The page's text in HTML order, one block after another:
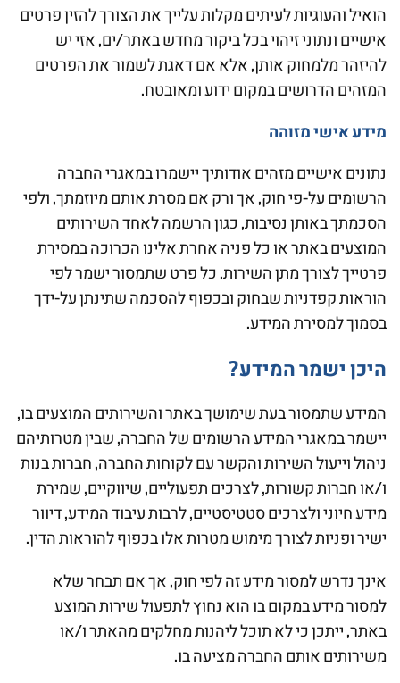
הואיל והעוגיות לעיתים מקלות עלייך את הצורך להזין פרטים
אישיים ונתוני זיהוי בכל ביקור מחדש באתר/ים, אזי יש
להיזהר מלמחוק אותן, אלא אם דאגת לשמור את הפרטים
המזהים הדרושים במקום ידוע ומאובטח.
מידע אישי מזוהה
נתונים אישיים מזהים אודותיך יישמרו במאגרי החברה
הרשומים על-פי חוק, אך ורק אם מסרת אותם מיוזמתך, ולפי
הסכמתך באותן נסיבות, כגון הרשמה לאחד השירותים
המוצעים באתר או כל פניה אחרת אלינו הכרוכה במסירת
פרטייך לצורך מתן השירות. כל פרט שתמסור ישמר לפי
הוראות קפדניות שבחוק ובכפוף להסכמה שתינתן על-ידך
בסמוך למסירת המידע.
היכן ישמר המידע?
המידע שתמסור בעת שימושך באתר והשירותים המוצעים בו,
יישמר במאגרי המידע הרשומים של החברה, שבין מטרותיהם
ניהול וייעול השירות והקשר עם לקוחות החברה, חברות בנות
ו/או חברות קשורות, לצרכים תפעוליים, שיווקיים, שמירת
מידע חיוני ולצרכים סטטיסטיים, לרבות עיבוד המידע, דיוור
ישיר ופניות לצורך מימוש מטרות אלו בכפוף להוראות הדין.
אינך נדרש למסור מידע זה לפי חוק, אך אם תבחר שלא
למסור מידע במקום בו הוא נחוץ לתפעול שירות המוצע
באתר, ייתכן כי לא תוכל ליהנות מחלקים מהאתר ו/או
משירותים אותם החברה מציעה בו.